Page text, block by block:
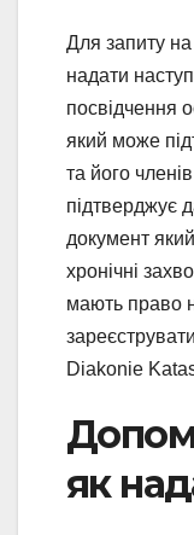
Для запиту
надати
посвідчення
який може
та його
підтверджує
документ
хронічні
мають право
Diakonie
як